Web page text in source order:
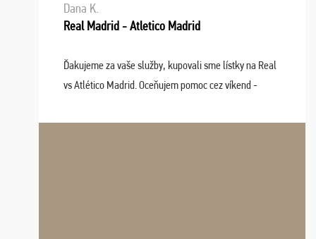
Dana K.
Real Madrid - Atletico Madrid
Ďakujeme za vaše služby, kupovali sme lístky na Real
vs Atlético Madrid. Oceňujem pomoc cez víkend -
spokojnosti. Sedenie bolo dobré, štadión Barnabéu ...